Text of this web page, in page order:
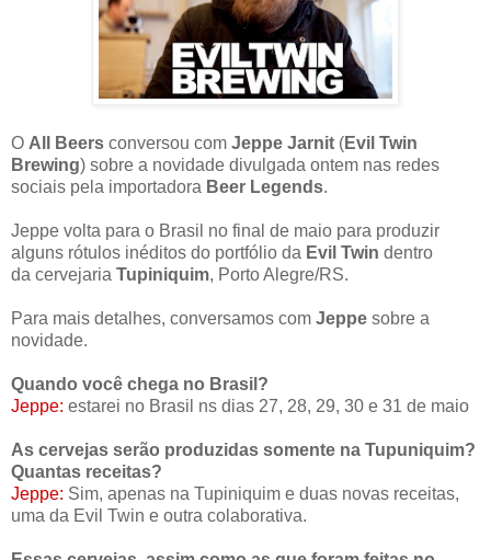
O All Beers conversou com Jeppe Jarnit (Evil Twin
Brewing) sobre a novidade divulgada ontem nas redes
sociais pela importadora Beer Legends.
Jeppe volta para o Brasil no final de maio para produzir
alguns rótulos inéditos do portfólio da Evil Twin dentro
da cervejaria Tupiniquim, Porto Alegre/RS.
Para mais detalhes, conversamos com Jeppe sobre a
novidade.
Quando você chega no Brasil?
Jeppe: estarei no Brasil ns dias 27, 28, 29, 30 e 31 de maio
As cervejas serão produzidas somente na Tupuniquim?
Quantas receitas?
Jeppe: Sim, apenas na Tupiniquim e duas novas receitas,
uma da Evil Twin e outra colaborativa.